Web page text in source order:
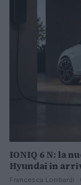
IONIQ 6 N: la
Hyundai in
Francesca Lombardi